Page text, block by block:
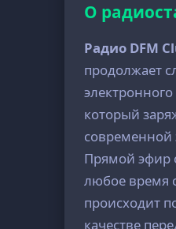
О
Радио DFM
продолжает
который
современной
Прямой эфир
любое время
происходит
качестве